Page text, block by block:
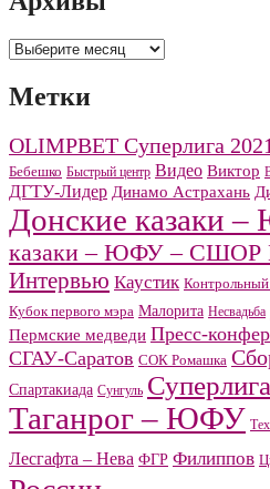
Архивы
Метки
OLIMPBET Суперлига
Бебешко Быстрый центр Видео Виктор
ДГТУ-Лидер Динамо Астрахань
Донские казаки
казаки – ЮФУ – СШОР
Интервью Каустик Контрольный
Кубок первого мэра Малорита Несвадьба
Пермские медведи Пресс-
СГАУ-Саратов СОК Ромашка
Спартакиада Сунгуль
Таганрог – ЮФУ
Лесгафта – Нева ФГР Филиппов